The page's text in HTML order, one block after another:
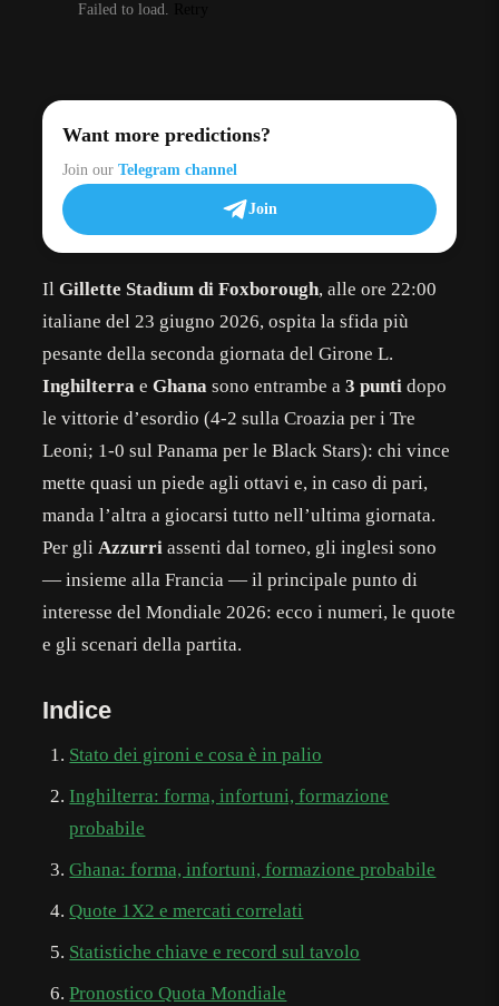
Failed to load.
Want more predictions?
Join ourTelegram channel
Join
IlGillette Stadium di Foxborough, alle ore 22:00
italiane del 23 giugno 2026, ospita la sfida più
pesante della seconda giornata del Girone L.
Inghilterra eGhana sono entrambe a3 punti dopo
le vittorie d’esordio (4-2 sulla Croazia per i Tre
Leoni; 1-0 sul Panama per le Black Stars): chi vince
mette quasi un piede agli ottavi e, in caso di pari,
manda l’altra a giocarsi tutto nell’ultima giornata.
Per gliAzzurri assenti dal torneo, gli inglesi sono
— insieme alla Francia — il principale punto di
interesse del Mondiale 2026: ecco i numeri, le quote
e gli scenari della partita.
Indice
Stato dei gironi e cosa è in palio
Inghilterra: forma, infortuni, formazione
probabile
Ghana: forma, infortuni, formazione probabile
Quote 1X2 e mercati correlati
Statistiche chiave e record sul tavolo
Pronostico Quota Mondiale